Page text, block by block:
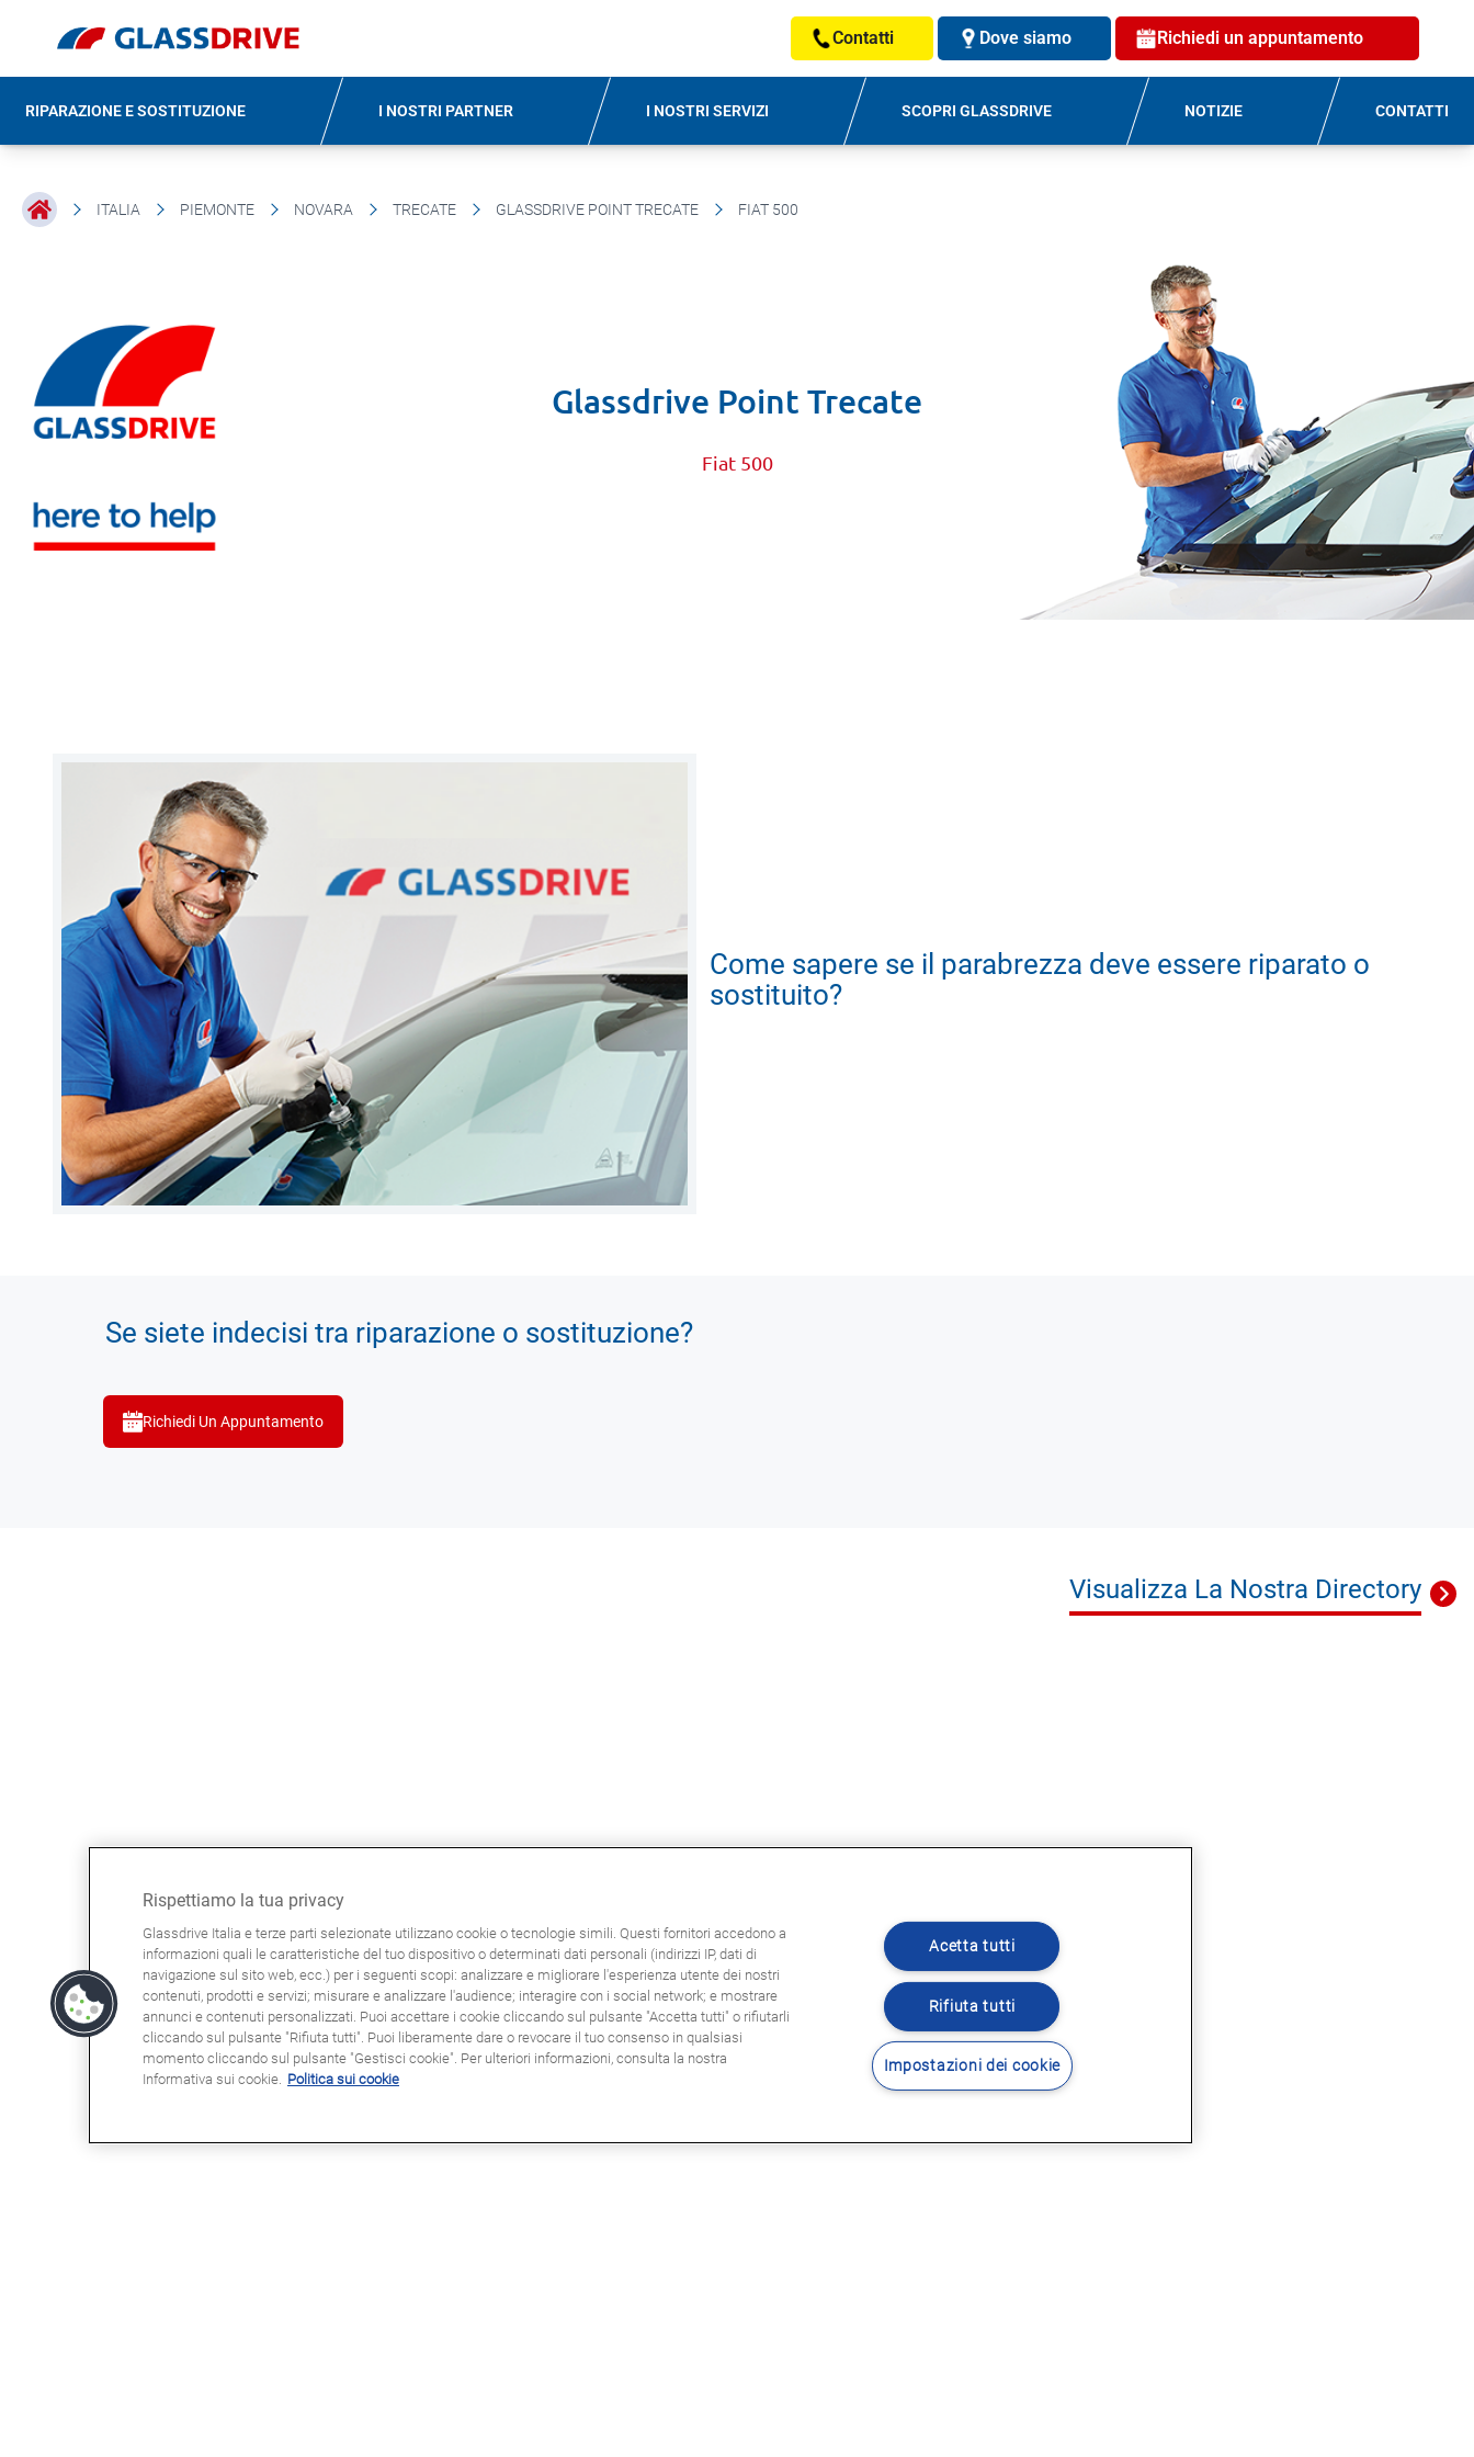
Contatti Dove siamo Richiedi un appuntamento
RIPARAZIONE E SOSTITUZIONE I NOSTRI PARTNER I NOSTRI SERVIZI SCOPRI GLASSDRIVE NOTIZIE CONTATTI
ITALIA PIEMONTE NOVARA TRECATE GLASSDRIVE POINT TRECATE FIAT 500
Glassdrive Point Trecate
Fiat 500
Come sapere se il parabrezza deve essere riparato o
sostituito?
Se siete indecisi tra riparazione o sostituzione?
Richiedi Un Appuntamento
Visualizza La Nostra Directory
Rispettiamo la tua privacy
Glassdrive Italia e terze parti selezionate utilizzano cookie o tecnologie simili. Questi fornitori accedono a
informazioni quali le caratteristiche del tuo dispositivo o determinati dati personali (indirizzi IP, dati di
navigazione sul sito web, ecc.) per i seguenti scopi: analizzare e migliorare l'esperienza utente dei nostri
contenuti, prodotti e servizi; misurare e analizzare l'audience; interagire con i social network; e mostrare
annunci e contenuti personalizzati. Puoi accettare i cookie cliccando sul pulsante "Accetta tutti" o rifiutarli
cliccando sul pulsante "Rifiuta tutti". Puoi liberamente dare o revocare il tuo consenso in qualsiasi
momento cliccando sul pulsante "Gestisci cookie". Per ulteriori informazioni, consulta la nostra
Informativa sui cookie. Politica sui cookie
Acetta tutti
Rifiuta tutti
Impostazioni dei cookie